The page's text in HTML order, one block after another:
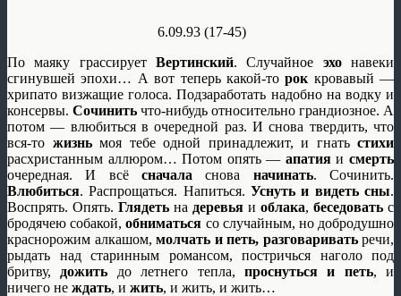
6.09.93 (17-45)
По маяку грассирует Вертинский. Случайное эхонавеки
сгинувшей эпохи… А вот теперь какой-торок кровавый —
хрипато визжащие голоса. Подзаработать надобно на водку и
консервы. Сочинить что-нибудь относительно грандиозное. А
потом — влюбиться в очередной раз. И снова твердить, что
вся-то жизньмоя тебе одной принадлежит, и гнатьстихи
расхристанным аллюром… Потом опять — апатияисмерть
очередная. И всё сначала снова начинать. Сочинить.
Влюбиться. Распрощаться. Напиться. Уснуть и видеть сны.
Воспрять. Опять. Глядеть на деревья и облака, беседовать с
бродячею собакой,обниматься со случайным, но добродушно
краснорожим алкашом, молчать и петь, разговариватьречи,
рыдать над старинным романсом, постричься наголо под
бритву, дожить до летнего тепла, проснуться и петь, и
ничего не ждать, и жить, и жить, и жить…